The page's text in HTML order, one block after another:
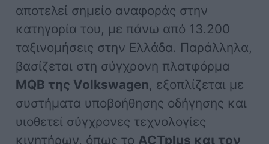
αποτελεί σημείο αναφοράς στην
κατηγορία του, με πάνω από 13.200
ταξινομήσεις στην Ελλάδα. Παράλληλα,
βασίζεται στη σύγχρονη πλατφόρμα
MQB της Volkswagen, εξοπλίζεται με
συστήματα υποβοήθησης οδήγησης και
υιοθετεί σύγχρονες τεχνολογίες
κινητήρων, όπως το ACTplus και τον